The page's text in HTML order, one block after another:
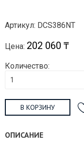
Артикул: DCS386NT
Цена: 202 060 ₸
Количество:
В КОРЗИНУ
ОПИСАНИЕ